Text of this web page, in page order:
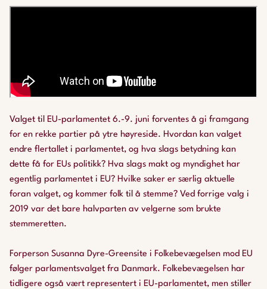
Valget til EU-parlamentet 6.-9. juni forventes å gi framgang
for en rekke partier på ytre høyreside. Hvordan kan valget
endre flertallet i parlamentet, og hva slags betydning kan
dette få for EUs politikk? Hva slags makt og myndighet har
egentlig parlamentet i EU? Hvilke saker er særlig aktuelle
foran valget, og kommer folk til å stemme? Ved forrige valg i
2019 var det bare halvparten av velgerne som brukte
stemmeretten.
Forperson Susanna Dyre-Greensite i Folkebevægelsen mod EU
følger parlamentsvalget fra Danmark. Folkebevægelsen har
tidligere også vært representert i EU-parlamentet, men stiller